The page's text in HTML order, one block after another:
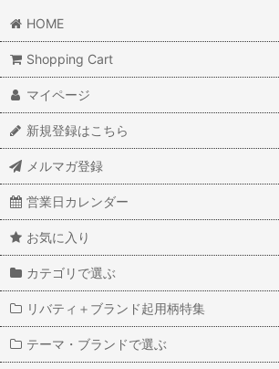
HOME
Shopping Cart
マイページ
新規登録はこちら
メルマガ登録
営業日カレンダー
お気に入り
カテゴリで選ぶ
リバティ＋ブランド起用柄特集
テーマ・ブランドで選ぶ